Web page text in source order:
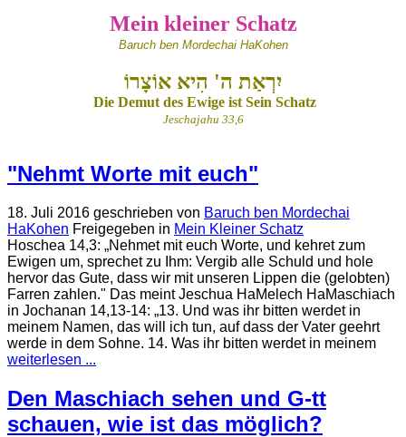
Mein kleiner Schatz
Baruch ben Mordechai HaKohen
יִרְאַת ה' הִיא אוֹצָרוֹ
Die Demut des Ewige ist Sein Schatz
Jeschajahu 33,6
"Nehmt Worte mit euch"
18. Juli 2016 geschrieben von Baruch ben Mordechai
HaKohen Freigegeben in Mein Kleiner Schatz
Hoschea 14,3: „Nehmet mit euch Worte, und kehret zum
Ewigen um, sprechet zu Ihm: Vergib alle Schuld und hole
hervor das Gute, dass wir mit unseren Lippen die (gelobten)
Farren zahlen." Das meint Jeschua HaMelech HaMaschiach
in Jochanan 14,13-14: „13. Und was ihr bitten werdet in
meinem Namen, das will ich tun, auf dass der Vater geehrt
werde in dem Sohne. 14. Was ihr bitten werdet in meinem
weiterlesen ...
Den Maschiach sehen und G-tt
schauen, wie ist das möglich?